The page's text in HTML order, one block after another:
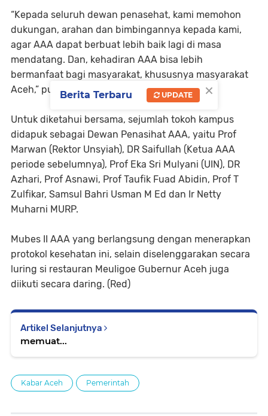
“Kepada seluruh dewan penasehat, kami memohon
dukungan, arahan dan bimbingannya kepada kami,
agar AAA dapat berbuat lebih baik lagi di masa
mendatang. Dan, kehadiran AAA bisa lebih
bermanfaat bagi masyarakat, khususnya masyarakat
Aceh,” pungkas Dyah Erti.
Untuk diketahui bersama, sejumlah tokoh kampus
didapuk sebagai Dewan Penasihat AAA, yaitu Prof
Marwan (Rektor Unsyiah), DR Saifullah (Ketua AAA
periode sebelumnya), Prof Eka Sri Mulyani (UIN), DR
Azhari, Prof Asnawi, Prof Taufik Fuad Abidin, Prof T
Zulfikar, Samsul Bahri Usman M Ed dan Ir Netty
Muharni MURP.
Mubes II AAA yang berlangsung dengan menerapkan
protokol kesehatan ini, selain diselenggarakan secara
luring si restauran Meuligoe Gubernur Aceh juga
diikuti secara daring. (Red)
Artikel Selanjutnya
memuat...
Kabar Aceh Pemerintah
×
Berita Terbaru UPDATE